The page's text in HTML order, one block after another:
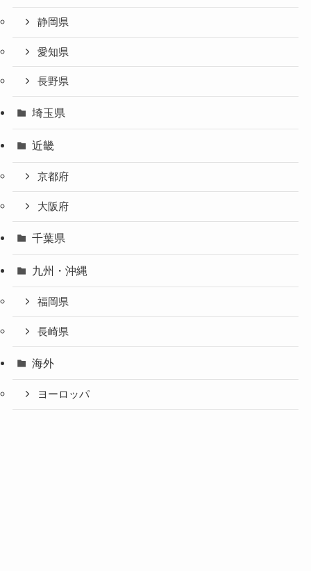
静岡県
愛知県
長野県
埼玉県
近畿
京都府
大阪府
千葉県
九州・沖縄
福岡県
長崎県
海外
ヨーロッパ